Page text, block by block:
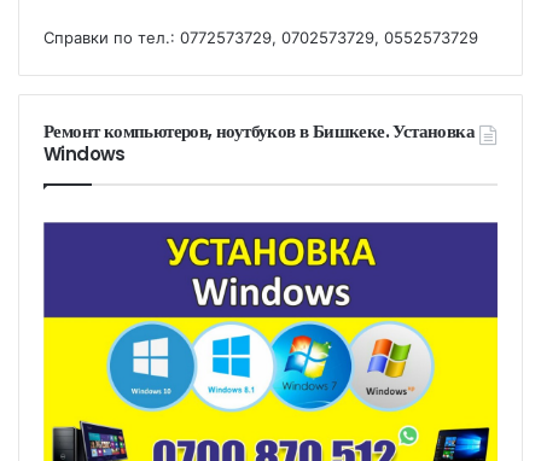
Справки по тел.: 0772573729, 0702573729, 0552573729
Ремонт компьютеров, ноутбуков в Бишкеке. Установка
Windows